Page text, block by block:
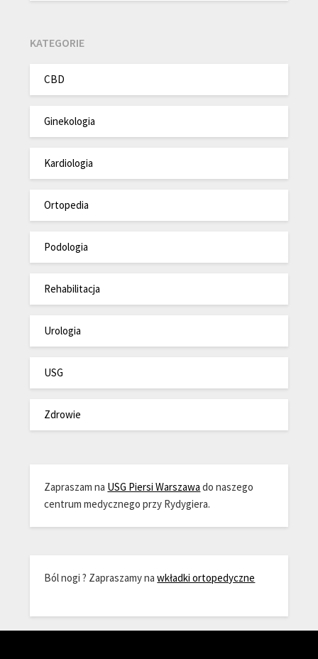
KATEGORIE
CBD
Ginekologia
Kardiologia
Ortopedia
Podologia
Rehabilitacja
Urologia
USG
Zdrowie
Zapraszam na USG Piersi Warszawa do naszego
centrum medycznego przy Rydygiera.
Ból nogi ? Zapraszamy nawkładki ortopedyczne